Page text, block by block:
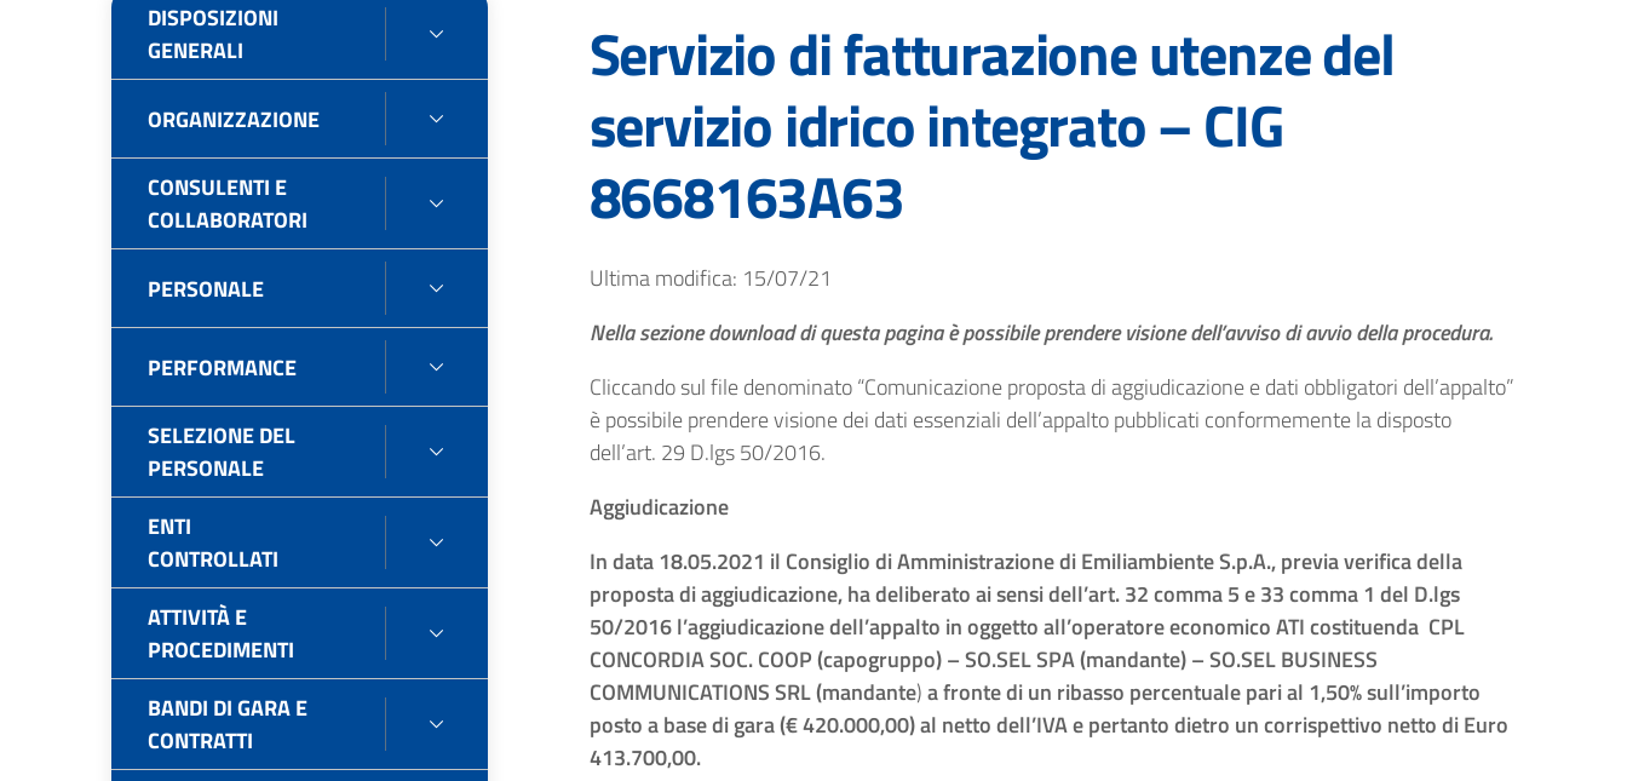
DISPOSIZIONI
GENERALI
ORGANIZZAZIONE
ORGANIZZAZIONE
CONSULENTI E
COLLABORATORI
COLLABORATORI
PERSONALE
PERFORMANCE
SELEZIONE DEL
PERSONALE
ENTI
CONTROLLATI
ATTIVITÀ E
PROCEDIMENTI
PROCEDIMENTI
BANDI DI GARA E
CONTRATTI
Servizio di fatturazione utenze del
servizio idrico integrato – CIG
8668163A63
Ultima modifica: 15/07/21
Nella sezione download di questa pagina è possibile prendere visione dell’avviso di avvio della procedura.
Cliccando sul file denominato “Comunicazione proposta di aggiudicazione e dati obbligatori dell’appalto”
è possibile prendere visione dei dati essenziali dell’appalto pubblicati conformemente la disposto
dell’art. 29 D.lgs 50/2016.
Aggiudicazione
In data 18.05.2021 il Consiglio di Amministrazione di Emiliambiente S.p.A., previa verifica della
proposta di aggiudicazione, ha deliberato ai sensi dell’art. 32 comma 5 e 33 comma 1 del D.lgs
50/2016 l’aggiudicazione dell’appalto in oggetto all’operatore economico ATI costituenda CPL
CONCORDIA SOC. COOP (capogruppo) – SO.SEL SPA (mandante) – SO.SEL BUSINESS
COMMUNICATIONS SRL (mandante)a fronte di un ribasso percentuale pari al 1,50% sull’importo
posto a base di gara(€ 420.000,00) al netto dell’IVA e pertanto dietro un corrispettivo netto di Euro
413.700,00.